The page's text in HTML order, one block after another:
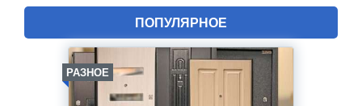
ПОПУЛЯРНОЕ
РАЗНОЕ